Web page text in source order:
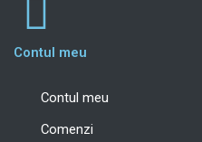
Contul meu
Contul meu
Comenzi